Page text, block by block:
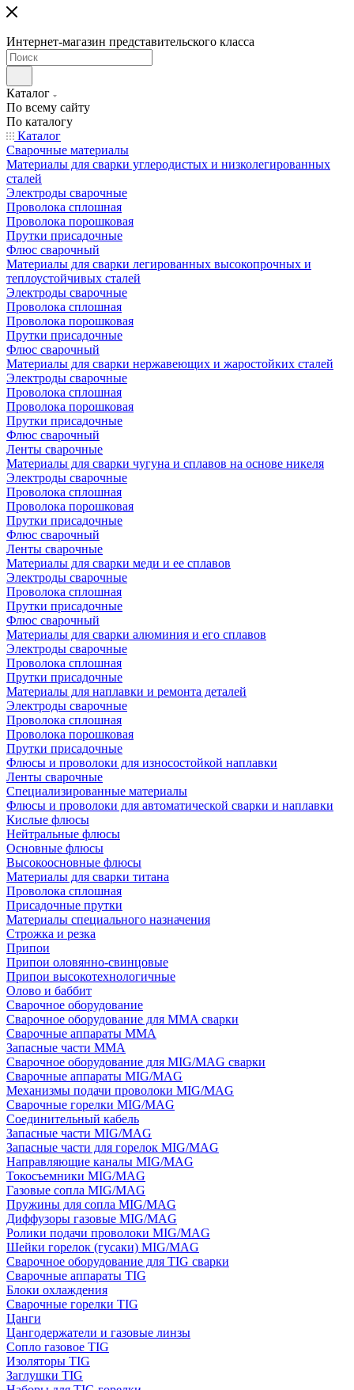
Интернет-магазин представительского класса
Каталог
По всему сайту
По каталогу
Каталог
Сварочные материалы
Материалы для сварки углеродистых и низколегированных
сталей
Электроды сварочные
Проволока сплошная
Проволока порошковая
Прутки присадочные
Флюс сварочный
Материалы для сварки легированных высокопрочных и
теплоустойчивых сталей
Электроды сварочные
Проволока сплошная
Проволока порошковая
Прутки присадочные
Флюс сварочный
Материалы для сварки нержавеющих и жаростойких сталей
Электроды сварочные
Проволока сплошная
Проволока порошковая
Прутки присадочные
Флюс сварочный
Ленты сварочные
Материалы для сварки чугуна и сплавов на основе никеля
Электроды сварочные
Проволока сплошная
Проволока порошковая
Прутки присадочные
Флюс сварочный
Ленты сварочные
Материалы для сварки меди и ее сплавов
Электроды сварочные
Проволока сплошная
Прутки присадочные
Флюс сварочный
Материалы для сварки алюминия и его сплавов
Электроды сварочные
Проволока сплошная
Прутки присадочные
Материалы для наплавки и ремонта деталей
Электроды сварочные
Проволока сплошная
Проволока порошковая
Прутки присадочные
Флюсы и проволоки для износостойкой наплавки
Ленты сварочные
Специализированные материалы
Флюсы и проволоки для автоматической сварки и наплавки
Кислые флюсы
Нейтральные флюсы
Основные флюсы
Высокоосновные флюсы
Материалы для сварки титана
Проволока сплошная
Присадочные прутки
Материалы специального назначения
Строжка и резка
Припои
Припои оловянно-свинцовые
Припои высокотехнологичные
Олово и баббит
Сварочное оборудование
Сварочное оборудование для MMA сварки
Сварочные аппараты MMA
Запасные части MMA
Сварочное оборудование для MIG/MAG сварки
Сварочные аппараты MIG/MAG
Механизмы подачи проволоки MIG/MAG
Сварочные горелки MIG/MAG
Соединительный кабель
Запасные части MIG/MAG
Запасные части для горелок MIG/MAG
Направляющие каналы MIG/MAG
Токосъемники MIG/MAG
Газовые сопла MIG/MAG
Пружины для сопла MIG/MAG
Диффузоры газовые MIG/MAG
Ролики подачи проволоки MIG/MAG
Шейки горелок (гусаки) MIG/MAG
Сварочное оборудование для TIG сварки
Сварочные аппараты TIG
Блоки охлаждения
Сварочные горелки TIG
Цанги
Цангодержатели и газовые линзы
Сопло газовое TIG
Изоляторы TIG
Заглушки TIG